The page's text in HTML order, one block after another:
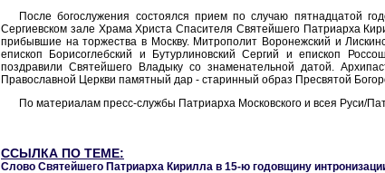
После богослужения состоялся прием по случаю пятнадцатой
Сергиевском зале Храма Христа Спасителя Святейшего Патриарха
прибывшие на торжества в Москву. Митрополит Воронежский и
епископ Борисоглебский и Бутурлиновский Сергий и епископ
поздравили Святейшего Владыку со знаменательной датой.
Православной Церкви памятный дар - старинный образ Пресвятой
По материалам пресс-службы Патриарха Московского и всея Руси/
ССЫЛКА ПО ТЕМЕ:
Слово Святейшего Патриарха Кирилла в 15-ю годовщину